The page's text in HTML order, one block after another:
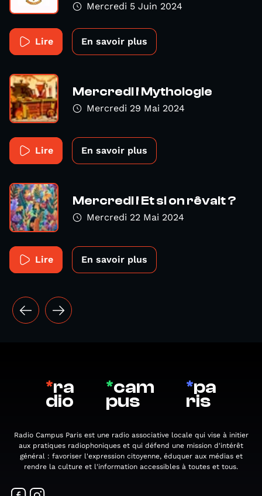
Mercredi 5 Juin 2024
Lire En savoir plus
Mercredi ! Mythologie
Mercredi 29 Mai 2024
Lire En savoir plus
Mercredi ! Et si on rêvait ?
Mercredi 22 Mai 2024
Lire En savoir plus
*ra
dio
*cam
pus
*pa
ris
Radio Campus Paris est une radio associative locale qui vise à initier
aux pratiques radiophoniques et qui défend une mission d'intérêt
général : favoriser l'expression citoyenne, éduquer aux médias et
rendre la culture et l'information accessibles à toutes et tous.